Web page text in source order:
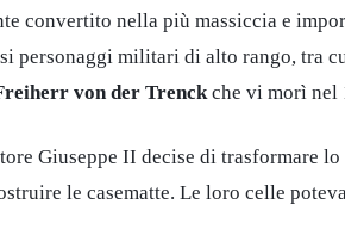
convertito nella più massiccia e
personaggi militari di alto rango, tra
von der Trenck che vi morì nel
Giuseppe II decise di trasformare
le casematte. Le loro celle